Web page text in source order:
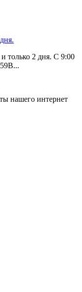
только 2 дня. С 9:00
нашего интернет